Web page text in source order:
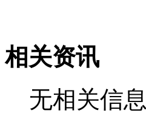
相关资讯
无相关信息